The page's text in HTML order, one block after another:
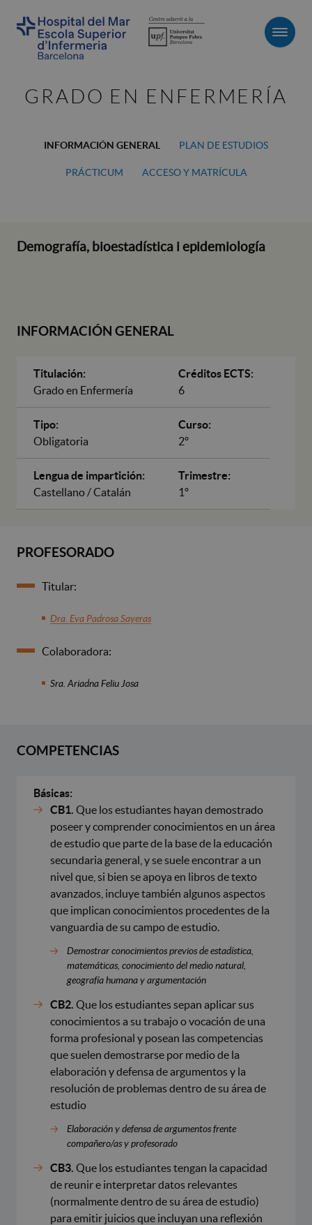
GRADO EN ENFERMERÍA
INFORMACIÓN GENERAL PLAN DE ESTUDIOS
PRÁCTICUM ACCESO Y MATRÍCULA
Demografía, bioestadística i epidemiología
INFORMACIÓN GENERAL
Titulación:
Grado en Enfermería
Créditos ECTS:
6
Tipo:
Obligatoria
Curso:
2º
Lengua de impartición:
Castellano / Catalán
Trimestre:
1º
PROFESORADO
Titular:
Dra. Eva Padrosa Sayeras
Colaboradora:
Sra. Ariadna Feliu Josa
COMPETENCIAS
Básicas:
CB1. Que los estudiantes hayan demostrado
poseer y comprender conocimientos en un área
de estudio que parte de la base de la educación
secundaria general, y se suele encontrar a un
nivel que, si bien se apoya en libros de texto
avanzados, incluye también algunos aspectos
que implican conocimientos procedentes de la
vanguardia de su campo de estudio.
Demostrar conocimientos previos de estadística,
matemáticas, conocimiento del medio natural,
geografía humana y argumentación
CB2. Que los estudiantes sepan aplicar sus
conocimientos a su trabajo o vocación de una
forma profesional y posean las competencias
que suelen demostrarse por medio de la
elaboración y defensa de argumentos y la
resolución de problemas dentro de su área de
estudio
Elaboración y defensa de argumentos frente
compañero/as y profesorado
CB3. Que los estudiantes tengan la capacidad
de reunir e interpretar datos relevantes
(normalmente dentro de su área de estudio)
para emitir juicios que incluyan una reflexión